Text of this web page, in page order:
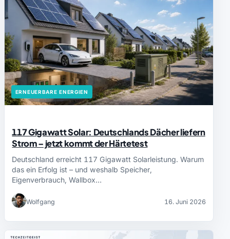
ERNEUERBARE ENERGIEN
117 Gigawatt Solar: Deutschlands Dächer liefern
Strom – jetzt kommt der Härtetest
Deutschland erreicht 117 Gigawatt Solarleistung. Warum
das ein Erfolg ist – und weshalb Speicher,
Eigenverbrauch, Wallbox…
Wolfgang 16. Juni 2026